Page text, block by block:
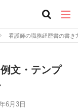
看護師の職務経歴書の書き
文・テンプ
6月3日